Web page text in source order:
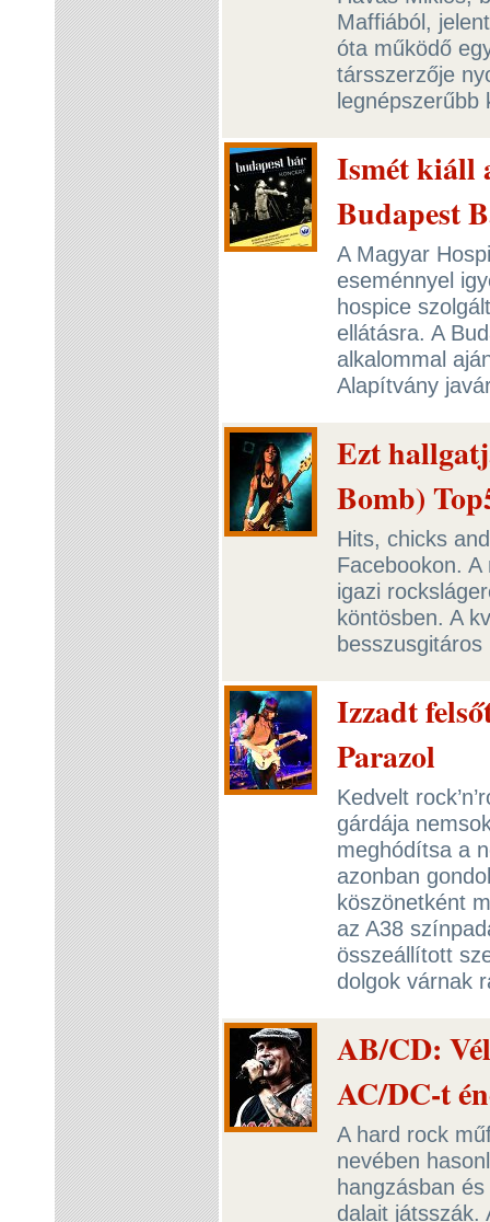
Maffiából,
óta működő
társszerzője
Ismét kiáll
Budapest
A Magyar
eseménnyel
hospice
ellátásra. A
alkalommal
Alapítvány
Ezt
Bomb)
Hits, chicks
Facebookon.
igazi
köntösben. A
Izzadt
Parazol
Kedvelt
gárdája
meghódítsa a
azonban
köszönetként
az A38
összeállított
dolgok várnak
AB/CD:
AC/DC-t
A hard rock
nevében
hangzásban
dalait játsszák.